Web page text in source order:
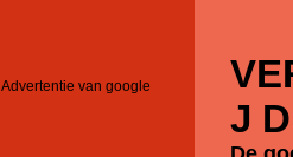
Advertentie van google
J